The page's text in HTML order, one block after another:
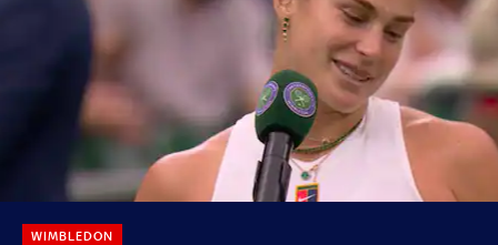
WIMBLEDON